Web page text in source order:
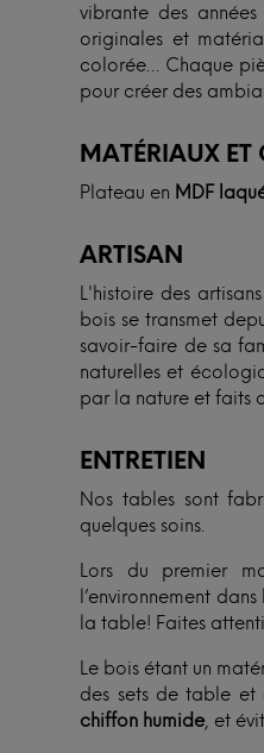
vibrante des
originales et
colorée… Chaque
pour créer des
MATÉRIAUX ET
Plateau en MDF
ARTISAN
L'histoire des
bois se transmet
savoir-faire de sa
naturelles et
par la nature et faits
ENTRETIEN
Nos tables sont
quelques soins.
Lors du premier
l’environnement
la table! Faites
Le bois étant un
des sets de table et
chiffon humide, et